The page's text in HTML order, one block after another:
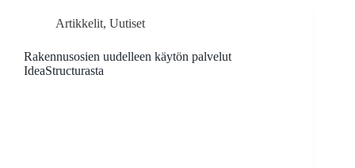
Artikkelit, Uutiset
Rakennusosien uudelleen käytön palvelut
IdeaStructurasta